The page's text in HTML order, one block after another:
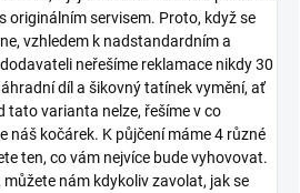
originálním servisem. Proto, když se
vzhledem k nadstandardním a
neřešíme reklamace nikdy 30
díl a šikovný tatínek vymění, ať
tato varianta nelze, řešíme v co
náš kočárek. K půjčení máme 4 různé
ten, co vám nejvíce bude vyhovovat.
nám kdykoliv zavolat, jak se